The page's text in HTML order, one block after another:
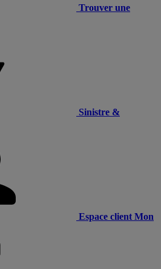
Trouver une
Sinistre &
Espace client Mon